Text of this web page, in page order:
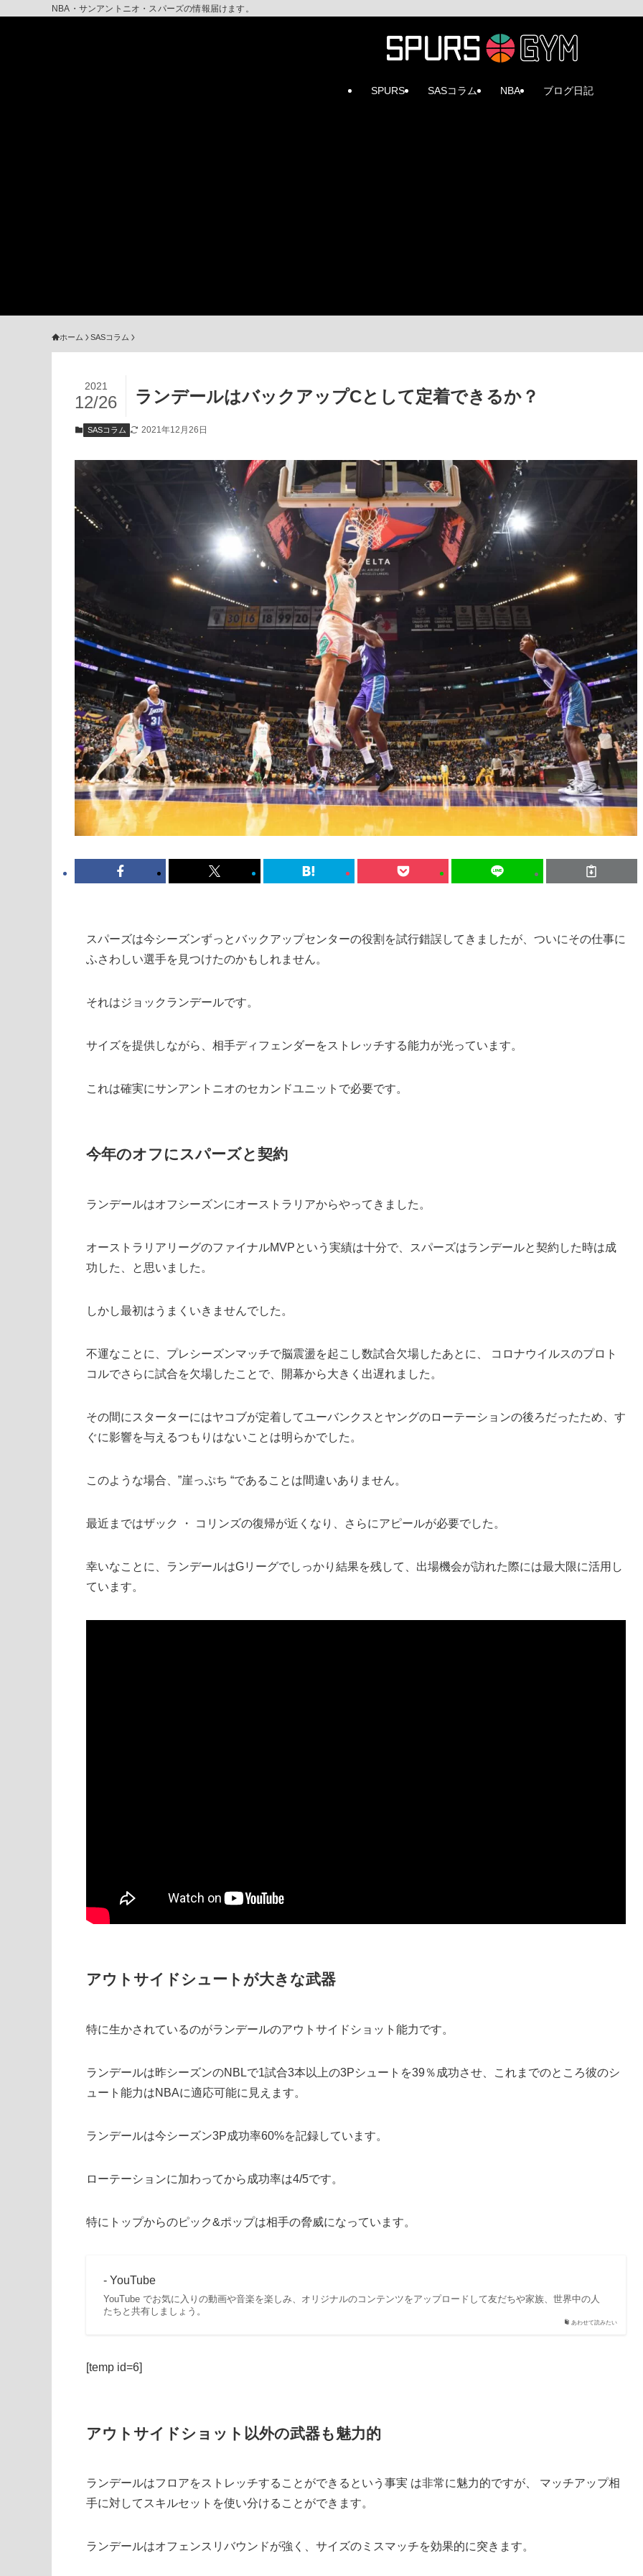
NBA・サンアントニオ・スパーズの情報届けます。
SPURS SASコラム NBA ブログ日記
ホーム SASコラム
ランデールはバックアップCとして定着できるか？
2021
12/26
SASコラム 2021年12月26日
スパーズは今シーズンずっとバックアップセンターの役割を試行錯誤してきましたが、ついにその仕事に
ふさわしい選手を見つけたのかもしれません。
それはジョックランデールです。
サイズを提供しながら、相手ディフェンダーをストレッチする能力が光っています。
これは確実にサンアントニオのセカンドユニットで必要です。
今年のオフにスパーズと契約
ランデールはオフシーズンにオーストラリアからやってきました。
オーストラリアリーグのファイナルMVPという実績は十分で、スパーズはランデールと契約した時は成
功した、と思いました。
しかし最初はうまくいきませんでした。
不運なことに、プレシーズンマッチで脳震盪を起こし数試合欠場したあとに、 コロナウイルスのプロト
コルでさらに試合を欠場したことで、開幕から大きく出遅れました。
その間にスターターにはヤコブが定着してユーバンクスとヤングのローテーションの後ろだったため、す
ぐに影響を与えるつもりはないことは明らかでした。
このような場合、”崖っぷち “であることは間違いありません。
最近まではザック ・ コリンズの復帰が近くなり、さらにアピールが必要でした。
幸いなことに、ランデールはGリーグでしっかり結果を残して、出場機会が訪れた際には最大限に活用し
ています。
アウトサイドシュートが大きな武器
特に生かされているのがランデールのアウトサイドショット能力です。
ランデールは昨シーズンのNBLで1試合3本以上の3Pシュートを39％成功させ、これまでのところ彼のシ
ュート能力はNBAに適応可能に見えます。
ランデールは今シーズン3P成功率60%を記録しています。
ローテーションに加わってから成功率は4/5です。
特にトップからのピック&ポップは相手の脅威になっています。
あわせて読みたい
- YouTube
YouTube でお気に入りの動画や音楽を楽しみ、オリジナルのコンテンツをアップロードして友だちや家族、世界中の人
たちと共有しましょう。
[temp id=6]
アウトサイドショット以外の武器も魅力的
ランデールはフロアをストレッチすることができるという事実 は非常に魅力的ですが、 マッチアップ相
手に対してスキルセットを使い分けることができます。
ランデールはオフェンスリバウンドが強く、サイズのミスマッチを効果的に突きます。